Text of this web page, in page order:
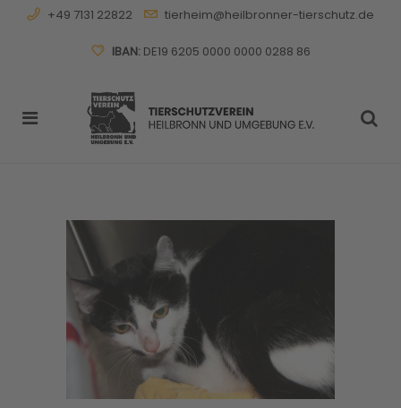
+49 7131 22822 tierheim@heilbronner-tierschutz.de
IBAN:DE19 6205 0000 0000 0288 86